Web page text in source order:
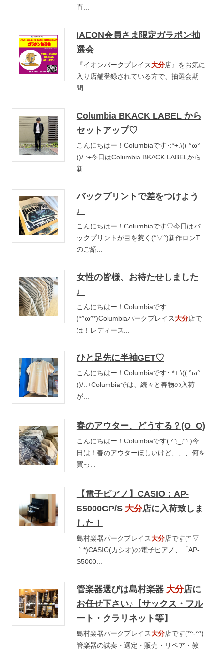
直...
iAEON会員さま限定ガラポン抽
選会
『イオンパークプレイス大分店』をお気に
入り店舗登録されている方で、抽選会期
間...
Columbia BKACK LABEL から
セットアップ♡
こんにちはー！Columbiaです･:*+.\(( °ω°
))/.:+今日はColumbia BKACK LABELから
新...
バックプリントで差をつけよう
♩
こんにちはー！Columbiaです♡今日はバ
ックプリントが目を惹く(°▽°)新作ロンT
のご紹...
女性の皆様、お待たせしました
♩
こんにちはー！Columbiaです
(*^ω^*)Columbiaパークプレイス大分店で
は！レディース...
ひと足先に半袖GET♡
こんにちはー！Columbiaです･:*+.\(( °ω°
))/.:+Columbiaでは、続々と春物の入荷
が...
春のアウター、どうする？(O_O)
こんにちはー！Columbiaです( ◠‿◠ )今
日は！春のアウターほしいけど、、、何を
買っ...
【電子ピアノ】CASIO：AP-
S5000GP/S 大分店に入荷致しま
した！
島村楽器パークプレイス大分店です(*´▽
｀*)CASIO(カシオ)の電子ピアノ、「AP-
S5000...
管楽器選びは島村楽器 大分店に
お任せ下さい♪【サックス・フル
ート・クラリネット等】
島村楽器パークプレイス大分店です(*^-^*)
管楽器の試奏・選定・販売・リペア・教